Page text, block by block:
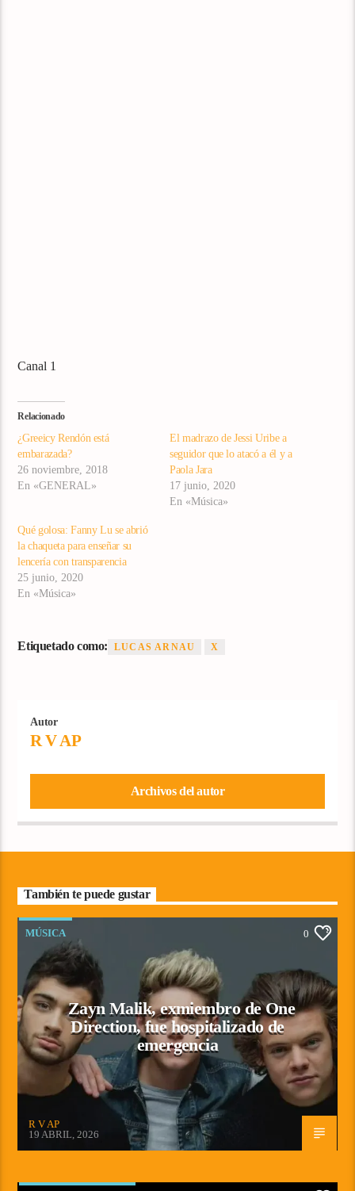
Canal 1
Relacionado
¿Greeicy Rendón está
embarazada?
26 noviembre, 2018
En «GENERAL»
El madrazo de Jessi Uribe a
seguidor que lo atacó a él y a
Paola Jara
17 junio, 2020
En «Música»
Qué golosa: Fanny Lu se abrió
la chaqueta para enseñar su
lencería con transparencia
25 junio, 2020
En «Música»
Etiquetado como: LUCAS ARNAU X
Autor
R V AP
Archivos del autor
También te puede gustar
MÚSICA 0
Zayn Malik, exmiembro de One
Direction, fue hospitalizado de
emergencia
R V AP
19 ABRIL, 2026